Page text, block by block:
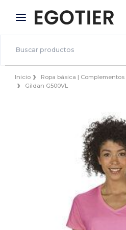
× App de Egotier
¡Mejores precios en app!
Inicio Ropa básica | Complementos
Gildan G500VL